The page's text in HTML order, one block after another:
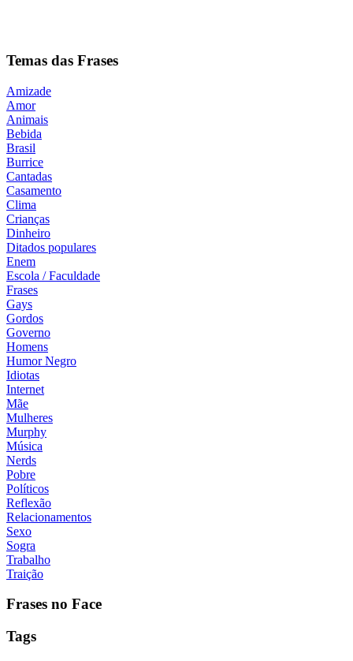
Temas das Frases
Amizade
Amor
Animais
Bebida
Brasil
Burrice
Cantadas
Casamento
Clima
Crianças
Dinheiro
Ditados populares
Enem
Escola / Faculdade
Frases
Gays
Gordos
Governo
Homens
Humor Negro
Idiotas
Internet
Mãe
Mulheres
Murphy
Música
Nerds
Pobre
Políticos
Reflexão
Relacionamentos
Sexo
Sogra
Trabalho
Traição
Frases no Face
Tags